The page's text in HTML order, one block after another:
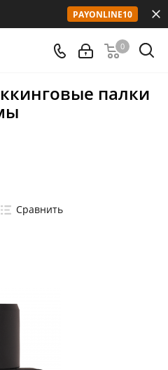
PAYONLINE10
0
палки
Сравнить